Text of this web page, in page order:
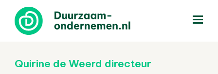
Quirine de Weerd directeur